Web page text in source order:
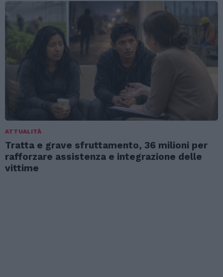
ATTUALITÀ
Tratta e grave sfruttamento, 36 milioni per
rafforzare assistenza e integrazione delle
vittime